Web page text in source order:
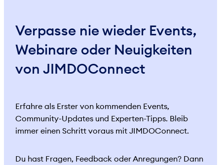
Verpasse nie wieder Events,
Webinare oder Neuigkeiten
von JIMDOConnect
Erfahre als Erster von kommenden Events,
Community-Updates und Experten-Tipps. Bleib
immer einen Schritt voraus mit JIMDOConnect.
Du hast Fragen, Feedback oder Anregungen? Dann